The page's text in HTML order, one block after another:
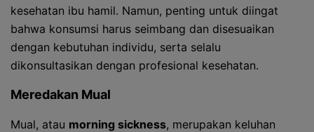
kesehatan ibu hamil. Namun, penting untuk diingat
bahwa konsumsi harus seimbang dan disesuaikan
dengan kebutuhan individu, serta selalu
dikonsultasikan dengan profesional kesehatan.
Meredakan Mual
Mual, atau morning sickness, merupakan keluhan